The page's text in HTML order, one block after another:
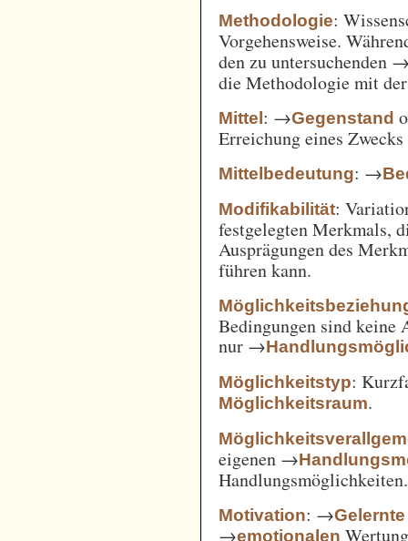
Methodologie:
Vorgehensweise.
den zu untersuchenden
die Methodologie mit
Mittel: →Gegenstand
Erreichung eines
Mittelbedeutung: →
Modifikabilität:
festgelegten Merkmals,
Ausprägungen des
führen kann.
Bedingungen sind keine
nur →
Möglichkeitstyp:
Möglichkeitsraum.
eigenen →
Handlungsmöglichkeiten.
Motivation: →Gelernte
→emotionalen